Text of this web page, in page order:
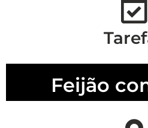
Feijão